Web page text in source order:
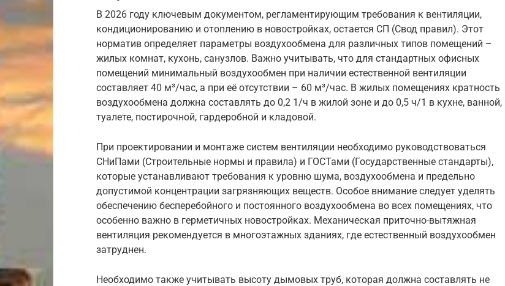
В 2026 году ключевым документом, регламентирующим требования к вентиляции,
кондиционированию и отоплению в новостройках, остается СП (Свод правил). Этот
норматив определяет параметры воздухообмена для различных типов помещений –
жилых комнат, кухонь, санузлов. Важно учитывать, что для стандартных офисных
помещений минимальный воздухообмен при наличии естественной вентиляции
составляет 40 м³/час, а при её отсутствии – 60 м³/час. В жилых помещениях кратность
воздухообмена должна составлять до 0,2 1/ч в жилой зоне и до 0,5 ч/1 в кухне, ванной,
туалете, постирочной, гардеробной и кладовой.
При проектировании и монтаже систем вентиляции необходимо руководствоваться
СНиПами (Строительные нормы и правила) и ГОСТами (Государственные стандарты),
которые устанавливают требования к уровню шума, воздухообмена и предельно
допустимой концентрации загрязняющих веществ. Особое внимание следует уделять
обеспечению бесперебойного и постоянного воздухообмена во всех помещениях, что
особенно важно в герметичных новостройках. Механическая приточно-вытяжная
вентиляция рекомендуется в многоэтажных зданиях, где естественный воздухообмен
затруднен.
Необходимо также учитывать высоту дымовых труб, которая должна составлять не